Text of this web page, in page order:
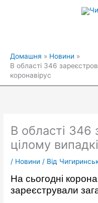
Домашня
Новини
В області 346
коронавірус
В області 346
цілому
/ Новини / Від
На сьогодні
зареєстрували